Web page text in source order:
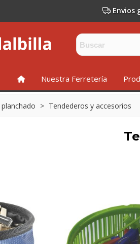
Envios
INICIONuestra Ferretería
> Tendederos y accesorios